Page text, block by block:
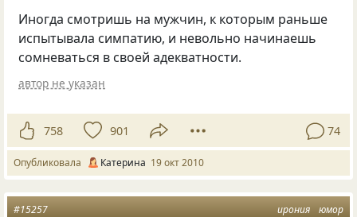
Иногда смотришь на мужчин, к которым раньше
испытывала симпатию, и невольно начинаешь
сомневаться в своей адекватности.
автор не указан
758 901 74
Опубликовала Катерина 19 окт 2010
ирония юмор
#15257